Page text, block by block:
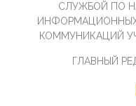
09:34, 09 Апреля 2026
Благодаря
истории с
Снова о главном на
захватил "малое
СЛУЖБОЙ ПО
КОММУНИКАЦИЙ
ГЛАВНЫЙ